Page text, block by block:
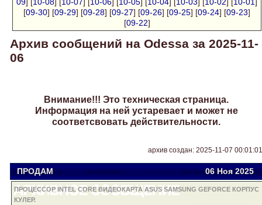
[09-30] [09-29] [09-28] [09-27] [09-26] [09-25] [09-24] [09-23]
[09-22]
Архив сообщений на Odessa за 2025-11-
06
Внимание!!! Это техническая страница.
Информация на ней устаревает и может не
соответсвовать действительности.
архив создан: 2025-11-07 00:01:01
ПРОДАМ Viator viatora@ukr.net 06 Ноя2025
ПРОЦЕССОР INTEL CORE ВИДЕОКАРТА ASUS SAMSUNG GEFORCE КОРПУС
КУЛЕР.